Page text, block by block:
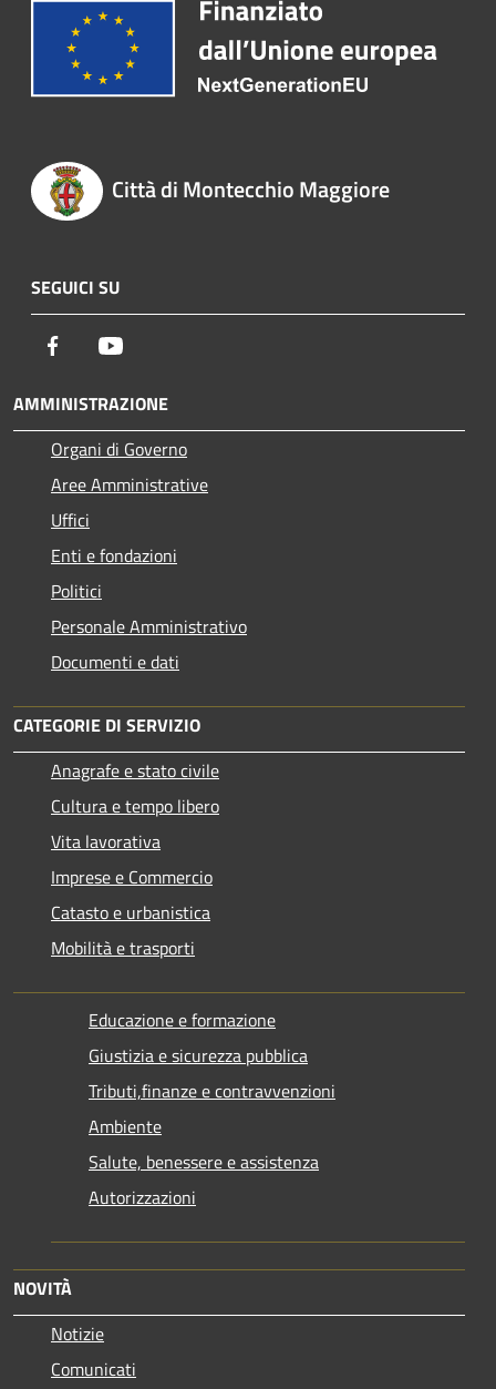
Città di Montecchio Maggiore
SEGUICI SU
Facebook
AMMINISTRAZIONE
Organi di Governo
Aree Amministrative
Uffici
Enti e fondazioni
Politici
Personale Amministrativo
Documenti e dati
CATEGORIE DI SERVIZIO
Anagrafe e stato civile
Cultura e tempo libero
Vita lavorativa
Imprese e Commercio
Catasto e urbanistica
Mobilità e trasporti
Educazione e formazione
Giustizia e sicurezza pubblica
Tributi,finanze e contravvenzioni
Ambiente
Salute, benessere e assistenza
Autorizzazioni
NOVITÀ
Notizie
Comunicati